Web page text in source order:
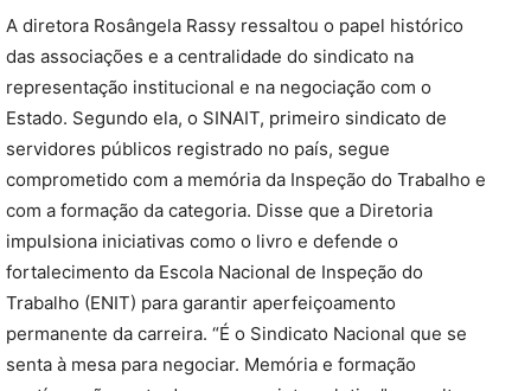
A diretora Rosângela Rassy ressaltou o papel histórico
das associações e a centralidade do sindicato na
representação institucional e na negociação com o
Estado. Segundo ela, o SINAIT, primeiro sindicato de
servidores públicos registrado no país, segue
comprometido com a memória da Inspeção do Trabalho e
com a formação da categoria. Disse que a Diretoria
impulsiona iniciativas como o livro e defende o
fortalecimento da Escola Nacional de Inspeção do
Trabalho (ENIT) para garantir aperfeiçoamento
permanente da carreira. “É o Sindicato Nacional que se
senta à mesa para negociar. Memória e formação